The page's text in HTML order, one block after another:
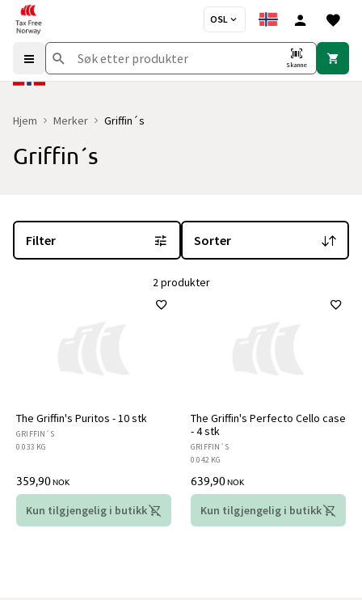
OSL
Skanne
Hjem Merker Griffin´s
Griffin´s
Filter Sorter
2 produkter
The Griffin's Puritos - 10 stk
GRIFFIN´S
0.033 KG
359,90NOK
Kun tilgjengelig i butikk
The Griffin's Perfecto Cello case
- 4 stk
GRIFFIN´S
0.042 KG
639,90NOK
Kun tilgjengelig i butikk